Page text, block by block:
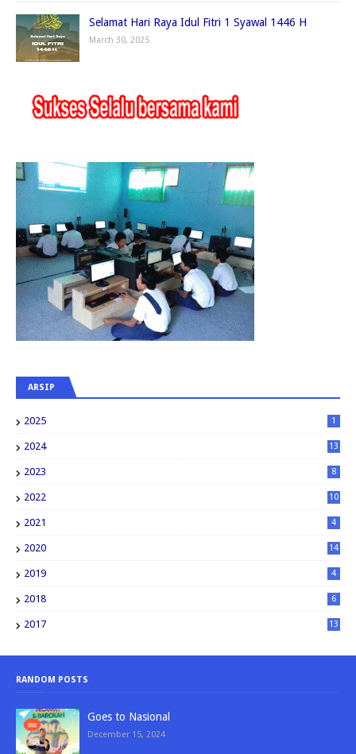
Selamat Hari Raya Idul Fitri 1 Syawal 1446 H
March 30, 2025
ARSIP
2025 1
2024 13
2023 8
2022 10
2021 4
2020 14
2019 4
2018 6
2017 13
RANDOM POSTS
Goes to Nasional
December 15, 2024